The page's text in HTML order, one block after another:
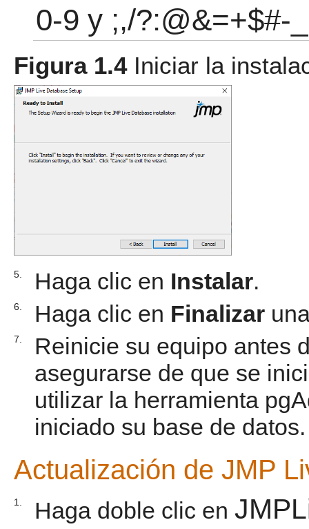
0-9 y ;,/?:@&=+$#-
Figura 1.4 Iniciar la
5. Haga clic en Instalar.
6. Haga clic en Finalizar
7.
Reinicie su equipo antes
asegurarse de que se
utilizar la herramienta
iniciado su base de datos.
Actualización de JMP
1. Haga doble clic en